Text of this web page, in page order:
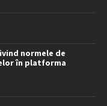
normele de
în platforma